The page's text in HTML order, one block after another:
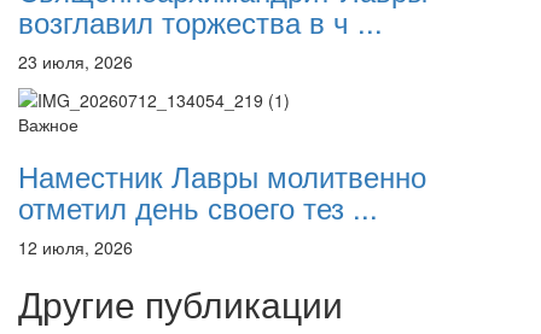
возглавил торжества в ч ...
23 июля, 2026
Важное
Наместник Лавры молитвенно
отметил день своего тез ...
12 июля, 2026
Другие публикации